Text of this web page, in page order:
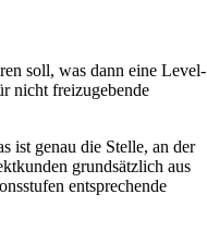
soll, was dann eine Level-
nicht freizugebende
ist genau die Stelle, an der
grundsätzlich aus
entsprechende